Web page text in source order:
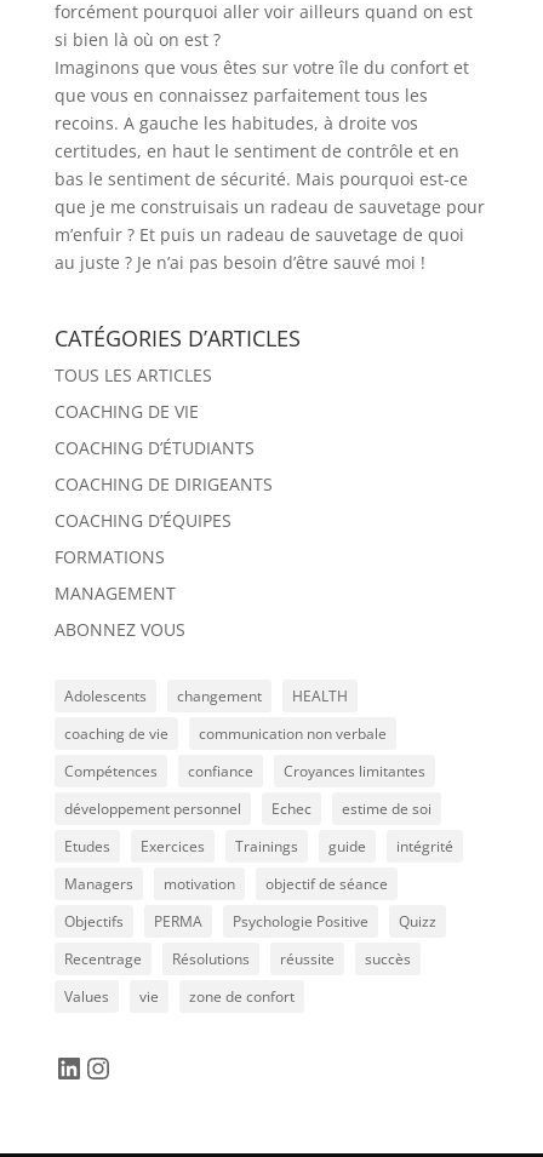
forcément pourquoi aller voir ailleurs quand on est
si bien là où on est ?
Imaginons que vous êtes sur votre île du confort et
que vous en connaissez parfaitement tous les
recoins. A gauche les habitudes, à droite vos
certitudes, en haut le sentiment de contrôle et en
bas le sentiment de sécurité. Mais pourquoi est-ce
que je me construisais un radeau de sauvetage pour
m’enfuir ? Et puis un radeau de sauvetage de quoi
au juste ? Je n’ai pas besoin d’être sauvé moi !
CATÉGORIES D’ARTICLES
TOUS LES ARTICLES
COACHING DE VIE
COACHING D’ÉTUDIANTS
COACHING DE DIRIGEANTS
COACHING D’ÉQUIPES
FORMATIONS
MANAGEMENT
ABONNEZ VOUS
Adolescents changement
HEALTH
coaching de vie
communication non verbale
Compétences
confiance
Croyances limitantes
développement personnel
Echec
estime de soi
Etudes
Exercices Trainings guide
intégrité
Managers
motivation
objectif de séance
Objectifs
PERMA Psychologie Positive
Quizz
Recentrage
Résolutions réussite
succès
Values
vie zone de confort
LinkedIn
Instagram